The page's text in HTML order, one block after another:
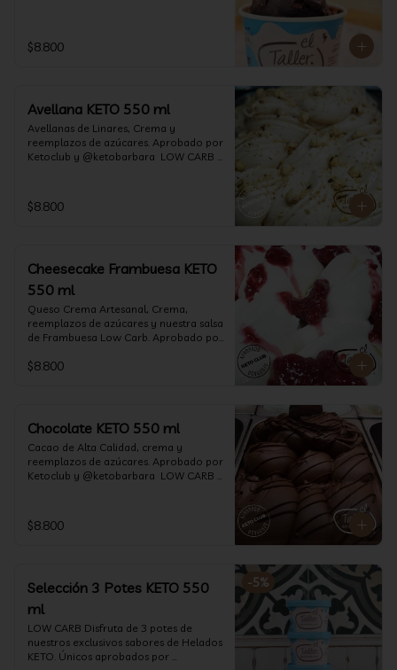
$8.800
Avellana KETO 550 ml
Avellanas de Linares, Crema y
reemplazos de azúcares. Aprobado por
Ketoclub y @ketobarbara  LOW CARB
$8.800
Cheesecake Frambuesa KETO
550 ml
Queso Crema Artesanal, Crema,
reemplazos de azúcares y nuestra salsa
de Frambuesa Low Carb. Aprobado por
KETO. (550 ml)
$8.800
Chocolate KETO 550 ml
Cacao de Alta Calidad, crema y
reemplazos de azúcares. Aprobado por
Ketoclub y @ketobarbara  LOW CARB
$8.800
-5%
Selección 3 Potes KETO 550
ml
LOW CARB Disfruta de 3 potes de
nuestros exclusivos sabores de Helados
KETO. Únicos aprobados por